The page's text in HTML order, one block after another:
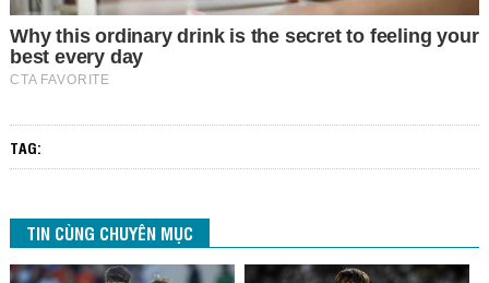
TAG:
TIN CÙNG CHUYÊN MỤC